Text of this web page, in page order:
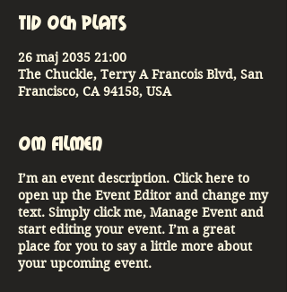
Tid och plats
26 maj 2035 21:00
The Chuckle, Terry A Francois Blvd, San
Francisco, CA 94158, USA
Om Filmen
I’m an event description. Click here to
open up the Event Editor and change my
text. Simply click me, Manage Event and
start editing your event. I’m a great
place for you to say a little more about
your upcoming event.